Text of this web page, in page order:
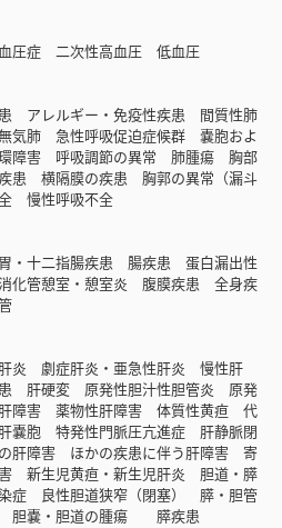
圧症 二次性高血圧 低血圧
アレルギー・免疫性疾患 間質性肺
気肺 急性呼吸促迫症候群 嚢胞およ
障害 呼吸調節の異常 肺腫瘍 胸部
患 横隔膜の疾患 胸郭の異常（漏斗
慢性呼吸不全
十二指腸疾患 腸疾患 蛋白漏出性
化管憩室・憩室炎 腹膜疾患 全身疾
炎 劇症肝炎・亜急性肝炎 慢性肝
肝硬変 原発性胆汁性胆管炎 原発
障害 薬物性肝障害 体質性黄疸 代
嚢胞 特発性門脈圧亢進症 肝静脈閉
肝障害 ほかの疾患に伴う肝障害 寄
新生児黄疸・新生児肝炎 胆道・膵
症 良性胆道狭窄（閉塞） 膵・胆管
胆嚢・胆道の腫瘍 膵疾患